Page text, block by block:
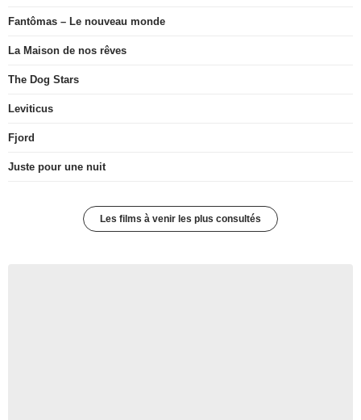
Fantômas – Le nouveau monde
La Maison de nos rêves
The Dog Stars
Leviticus
Fjord
Juste pour une nuit
Les films à venir les plus consultés